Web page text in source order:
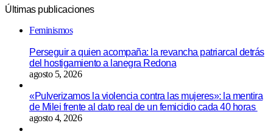
Últimas publicaciones
Feminismos
Perseguir a quien acompaña: la revancha patriarcal detrás
del hostigamiento a lanegra Redona
agosto 5, 2026
«Pulverizamos la violencia contra las mujeres»: la mentira
de Milei frente al dato real de un femicidio cada 40 horas
agosto 4, 2026